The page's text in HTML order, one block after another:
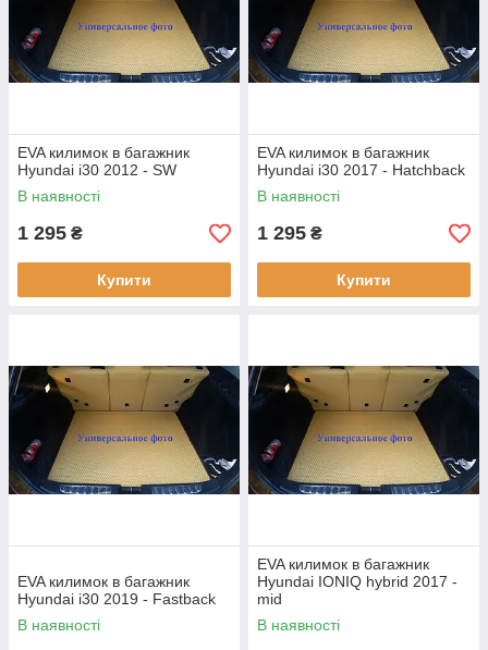
EVA килимок в багажник
Hyundai i30 2012 - SW
В наявності
1 295 ₴
Купити
EVA килимок в багажник
Hyundai i30 2017 - Hatchback
В наявності
1 295 ₴
Купити
EVA килимок в багажник
Hyundai i30 2019 - Fastback
В наявності
EVA килимок в багажник
Hyundai IONIQ hybrid 2017 -
mid
В наявності